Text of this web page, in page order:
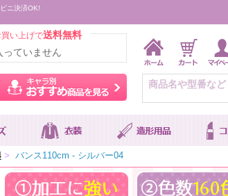
ニ決済OK!
い上げで送料無料
っていません
ィッグをカラーから探す キャラ別おすすめ商
> バンス110cm - シルバー04